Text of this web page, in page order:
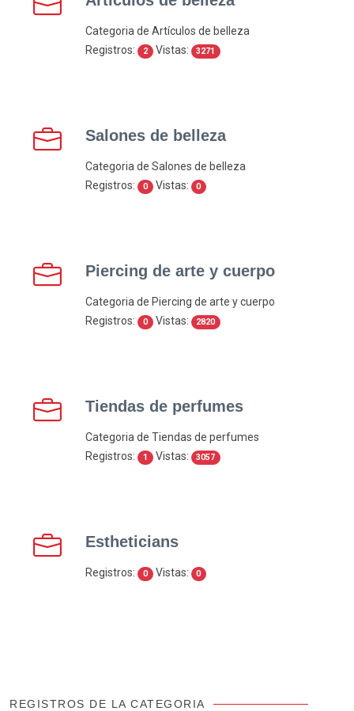
Categoria de Artículos de belleza
Registros:
2 Vistas: 3271
Salones de belleza
Categoria de Salones de belleza
Registros:
0 Vistas: 0
Piercing de arte y cuerpo
Categoria de Piercing de arte y cuerpo
Registros:
0 Vistas: 2820
Tiendas de perfumes
Categoria de Tiendas de perfumes
Registros:
1 Vistas: 3057
Estheticians
Registros: 0 Vistas: 0
REGISTROS DE LA CATEGORIA